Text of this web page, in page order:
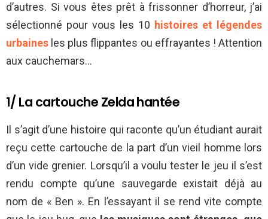
d’autres. Si vous êtes prêt à frissonner d’horreur, j’ai
sélectionné pour vous les 10 histoires et légendes
urbaines les plus flippantes ou effrayantes ! Attention
aux cauchemars…
1/ La cartouche Zelda hantée
Il s’agit d’une histoire qui raconte qu’un étudiant aurait
reçu cette cartouche de la part d’un vieil homme lors
d’un vide grenier. Lorsqu’il a voulu tester le jeu il s’est
rendu compte qu’une sauvegarde existait déjà au
nom de « Ben ». En l’essayant il se rend vite compte